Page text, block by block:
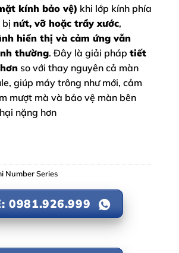
kính bảo vệ) khi lớp kính phía
bị nứt, vỡ hoặc trầy xước,
hiển thị và cảm ứng vẫn
thường. Đây là giải pháp tiết
so với thay nguyên cả màn
giúp máy trông như mới, cảm
mượt mà và bảo vệ màn bên
nặng hơn
Number Series
0981.926.999